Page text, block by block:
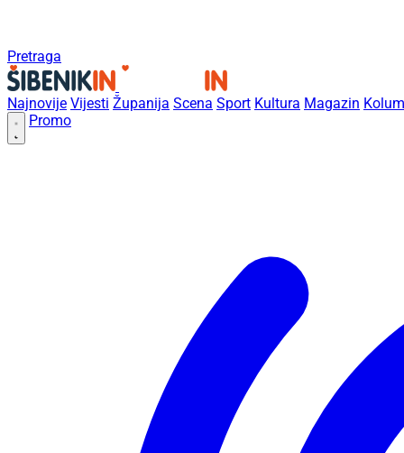
Pretraga
Najnovije Vijesti Županija Scena Sport Kultura Magazin
Promo